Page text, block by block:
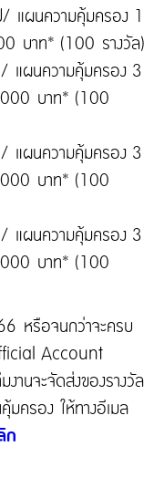
แผนความคุ้มครอง 1
บาท* (100 รางวัล)
แผนความคุ้มครอง 3
บาท* (100
แผนความคุ้มครอง 3
บาท* (100
แผนความคุ้มครอง 3
บาท* (100
หรือจนกว่าจะครบ
Account
นจะจัดส่งของรางวัล
ครอง ให้ทางอีเมล
ก